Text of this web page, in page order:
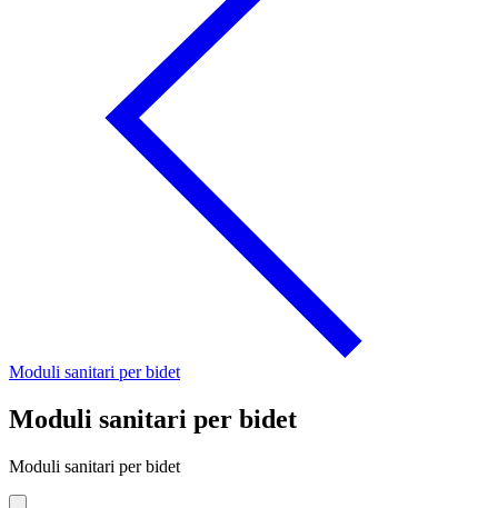
Moduli sanitari per bidet
Moduli sanitari per bidet
Moduli sanitari per bidet